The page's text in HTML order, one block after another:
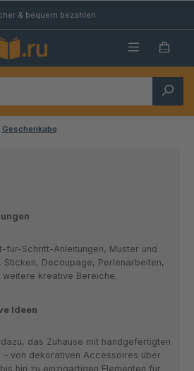
& bequem bezahlen
Geschenkabo
für-Schritt-Anleitungen, Muster und
Sticken, Decoupage, Perlenarbeiten,
kreative Bereiche.
Ideen
das Zuhause mit handgefertigten
– von dekorativen Accessoires über
hin zu einzigartigen Elementen für